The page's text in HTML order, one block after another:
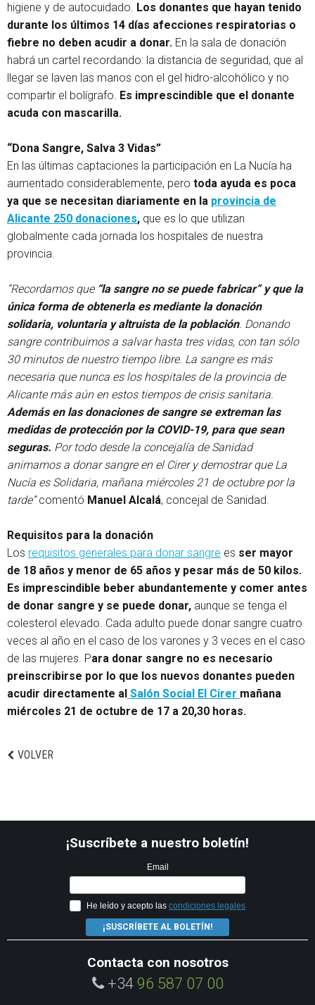
higiene y de autocuidado. Los donantes que hayan tenido
durante los últimos 14 días afecciones respiratorias o
fiebre no deben acudir a donar. En la sala de donación
habrá un cartel recordando: la distancia de seguridad, que al
llegar se laven las manos con el gel hidro-alcohólico y no
compartir el bolígrafo. Es imprescindible que el donante
acuda con mascarilla.
“Dona Sangre, Salva 3 Vidas”
En las últimas captaciones la participación en La Nucía ha
aumentado considerablemente, pero toda ayuda es poca
ya que se necesitan diariamente en la provincia de
Alicante 250 donaciones, que es lo que utilizan
globalmente cada jornada los hospitales de nuestra
provincia.
“Recordamos que “la sangre no se puede fabricar” y que la
única forma de obtenerla es mediante la donación
solidaria, voluntaria y altruista de la población. Donando
sangre contribuimos a salvar hasta tres vidas, con tan sólo
30 minutos de nuestro tiempo libre. La sangre es más
necesaria que nunca es los hospitales de la provincia de
Alicante más aún en estos tiempos de crisis sanitaria.
Además en las donaciones de sangre se extreman las
medidas de protección por la COVID-19, para que sean
seguras. Por todo desde la concejalía de Sanidad
animamos a donar sangre en el Cirer y demostrar que La
Nucía es Solidaria, mañana miércoles 21 de octubre por la
tarde”comentó Manuel Alcalá, concejal de Sanidad.
Requisitos para la donación
Los requisitos generales para donar sangre es ser mayor
de 18 años y menor de 65 años y pesar más de 50 kilos.
Es imprescindible beber abundantemente y comer antes
de donar sangre y se puede donar, aunque se tenga el
colesterol elevado. Cada adulto puede donar sangre cuatro
veces al año en el caso de los varones y 3 veces en el caso
de las mujeres. Para donar sangre no es necesario
preinscribirse por lo que los nuevos donantes pueden
acudir directamente al Salón Social El Cirer mañana
miércoles 21 de octubre de 17 a 20,30 horas.
VOLVER
¡Suscríbete a nuestro boletín!
Email
He leído y acepto las condiciones legales
¡SUSCRÍBETE AL BOLETÍN!
Contacta con nosotros
+34 96 587 07 00